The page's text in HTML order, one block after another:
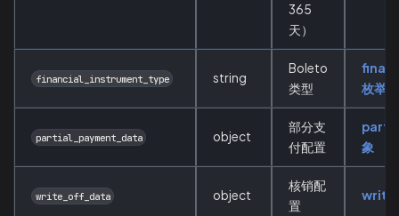
365
天）
financial_instrument_type string
Boleto
类型
枚举值
partial_payment_data object
部分支
付配置
象
write_off_data object
核销配
置